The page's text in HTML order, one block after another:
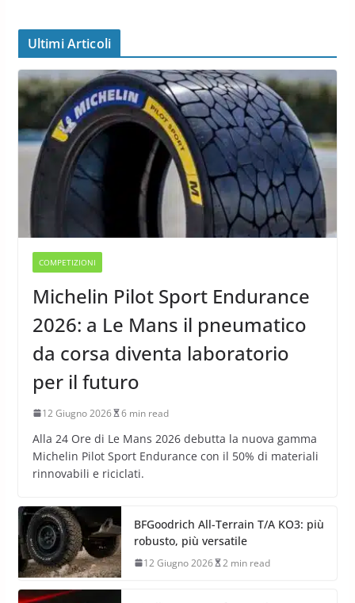
Ultimi Articoli
COMPETIZIONI
Michelin Pilot Sport Endurance
2026: a Le Mans il pneumatico
da corsa diventa laboratorio
per il futuro
12 Giugno 2026 6 min read
Alla 24 Ore di Le Mans 2026 debutta la nuova gamma
Michelin Pilot Sport Endurance con il 50% di materiali
rinnovabili e riciclati.
BFGoodrich All-Terrain T/A KO3: più
robusto, più versatile
12 Giugno 2026 2 min read